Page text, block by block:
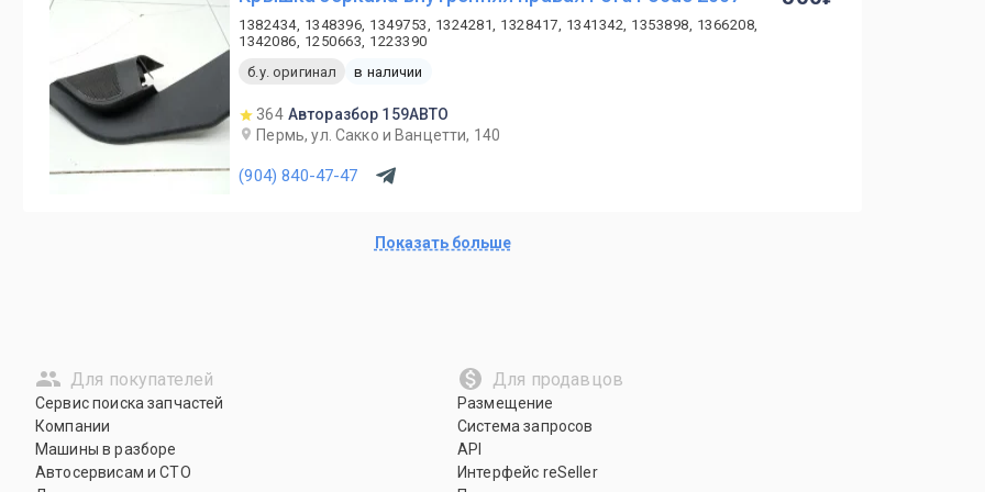
1382434, 1348396, 1349753, 1324281, 1328417, 1341342, 1353898, 1366208,
1342086, 1250663, 1223390
б.у. оригинал
в наличии
364 Авторазбор 159АВТО
Пермь, ул. Сакко и Ванцетти, 140
(904) 840-47-47
Показать больше
Для покупателей
Сервис поиска запчастей
Компании
Машины в разборе
Автосервисам и СТО
Для продавцов
Размещение
Система запросов
API
Интерфейс reSeller